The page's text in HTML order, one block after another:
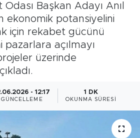
Başkan Adayı Anıl
ekonomik potansiyelini
için rekabet gücünü
pazarlara açılmayı
üzerinde
- 12:17
GÜNCELLEME
1 DK
OKUNMA SÜRESI